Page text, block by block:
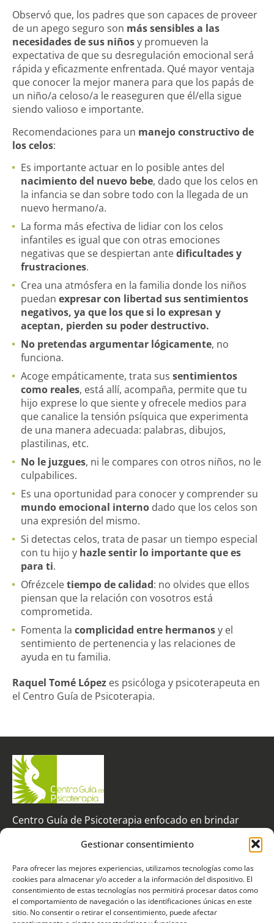
Gestionar consentimiento
Para ofrecer las mejores experiencias, utilizamos tecnologías como las
cookies para almacenar y/o acceder a la información del dispositivo. El
consentimiento de estas tecnologías nos permitirá procesar datos como
el comportamiento de navegación o las identificaciones únicas en este
sitio. No consentir o retirar el consentimiento, puede afectar
Observó que, los padres que son capaces de proveer
de un apego seguro son más sensibles a las
necesidades de sus niñosy promueven la
expectativa de que su desregulación emocional será
rápida y eficazmente enfrentada. Qué mayor ventaja
que conocer la mejor manera para que los papás de
un niño/a celoso/a le reaseguren que él/ella sigue
siendo valioso e importante.
Recomendaciones para un manejo constructivo de
los celos:
Es importante actuar en lo posible antes del
nacimiento del nuevo bebe, dado que los celos en
la infancia se dan sobre todo con la llegada de un
nuevo hermano/a.
La forma más efectiva de lidiar con los celos
infantiles es igual que con otras emociones
negativas que se despiertan antedificultades y
frustraciones.
Crea una atmósfera en la familia donde los niños
puedan expresar con libertad sus sentimientos
negativos, ya que los que si lo expresan y
aceptan, pierden su poder destructivo.
No pretendas argumentar lógicamente, no
funciona.
Acoge empáticamente, trata sus sentimientos
como reales, está allí, acompaña, permite que tu
hijo exprese lo que siente y ofrecele medios para
que canalice la tensión psíquica que experimenta
de una manera adecuada: palabras, dibujos,
plastilinas, etc.
No le juzgues, ni le compares con otros niños, no le
culpabilices.
Es una oportunidad para conocer y comprender su
mundo emocional interno dado que los celos son
una expresión del mismo.
Si detectas celos, trata de pasar un tiempo especial
con tu hijo y hazle sentir lo importante que es
para ti.
Ofrézceletiempo de calidad: no olvides que ellos
piensan que la relación con vosotros está
comprometida.
Fomenta la complicidad entre hermanosy el
sentimiento de pertenencia y las relaciones de
ayuda en tu familia.
Raquel Tomé López es psicóloga y psicoterapeuta en
el Centro Guía de Psicoterapia.
Centro Guía de Psicoterapia enfocado en brindar
promover una mejor calidad de vida
C/ Velázquez 124, 5º izquierda, 28006 - MADRID
Contacto
Otros Enlaces
Social